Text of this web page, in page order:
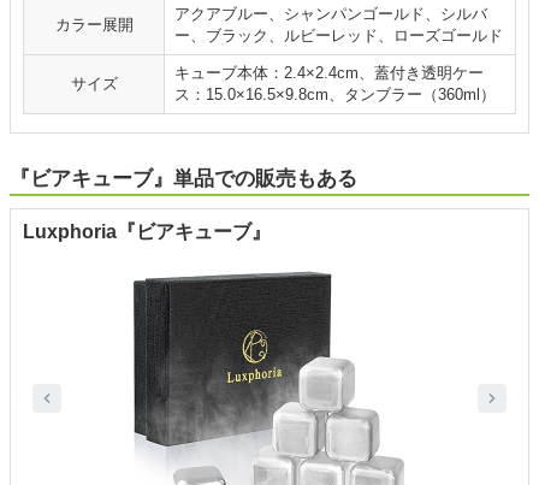
カラー展開
アクアブルー、シャンパンゴールド、シルバ
ー、ブラック、ルビーレッド、ローズゴールド
サイズ
キューブ本体：2.4×2.4cm、蓋付き透明ケー
ス：15.0×16.5×9.8cm、タンブラー（360ml）
『ビアキューブ』単品での販売もある
Luxphoria『ビアキューブ』